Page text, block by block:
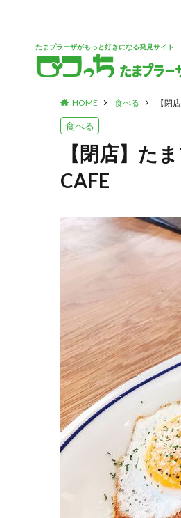
たまプラーザがもっと好きになる発見サイト
HOME 食べる 【閉
食べる
【閉店】た
CAFE